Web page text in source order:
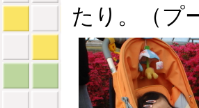
たり。（プ